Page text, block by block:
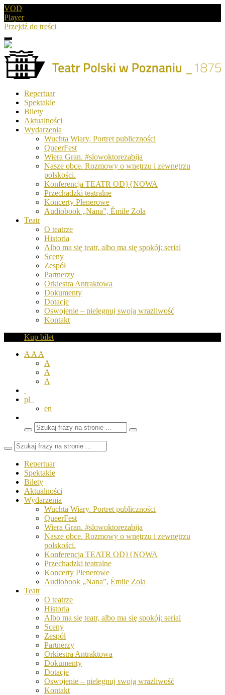
VOD
Player
Przejdź do treści
Menu
Drugie
logo
Teatr
Polski
Poznaniu
Repertuar
Spektakle
Bilety
Aktualności
Wydarzenia
Wuchta Wiary. Portret publiczności
QueerFest
Wiera Gran. #slowoktorezabija
Nasze obce. Rozmowy o wnętrzu i zewnętrzu
polskości.
Konferencja TEATR OD}{NOWA
Przechadzki teatralne
Koncerty Plenerowe
Audiobook „Nana”, Émile Zola
Teatr
O teatrze
Historia
Albo ma się teatr, albo ma się spokój: serial
Sceny
Zespół
Partnerzy
Orkiestra Antraktowa
Dokumenty
Dotacje
Oswojenie – pielęgnuj swoją wrażliwość
Kontakt
Kup bilet
A A A
A
A
A
pl
en
Wyszukaj
frazy
Zamknij
Repertuar
Spektakle
Bilety
Aktualności
Wydarzenia
Wuchta Wiary. Portret publiczności
QueerFest
Wiera Gran. #slowoktorezabija
Nasze obce. Rozmowy o wnętrzu i zewnętrzu
polskości.
Konferencja TEATR OD}{NOWA
Przechadzki teatralne
Koncerty Plenerowe
Audiobook „Nana”, Émile Zola
Teatr
O teatrze
Historia
Albo ma się teatr, albo ma się spokój: serial
Sceny
Zespół
Partnerzy
Orkiestra Antraktowa
Dokumenty
Dotacje
Oswojenie – pielęgnuj swoją wrażliwość
Kontakt